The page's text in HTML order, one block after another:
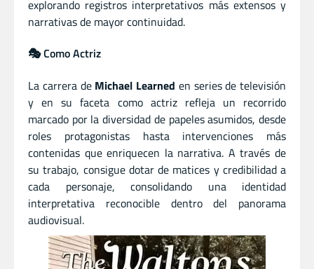
explorando registros interpretativos más extensos y
narrativas de mayor continuidad.
🎭 Como Actriz
La carrera de Michael Learned en series de televisión
y en su faceta como actriz refleja un recorrido
marcado por la diversidad de papeles asumidos, desde
roles protagonistas hasta intervenciones más
contenidas que enriquecen la narrativa. A través de
su trabajo, consigue dotar de matices y credibilidad a
cada personaje, consolidando una identidad
interpretativa reconocible dentro del panorama
audiovisual.